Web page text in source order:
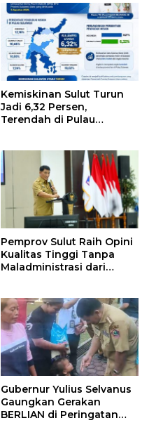
Kemiskinan Sulut Turun
Jadi 6,32 Persen,
Terendah di Pulau
Pemprov Sulut Raih Opini
Kualitas Tinggi Tanpa
Maladministrasi dari
Gubernur Yulius Selvanus
Gaungkan Gerakan
BERLIAN di Peringatan